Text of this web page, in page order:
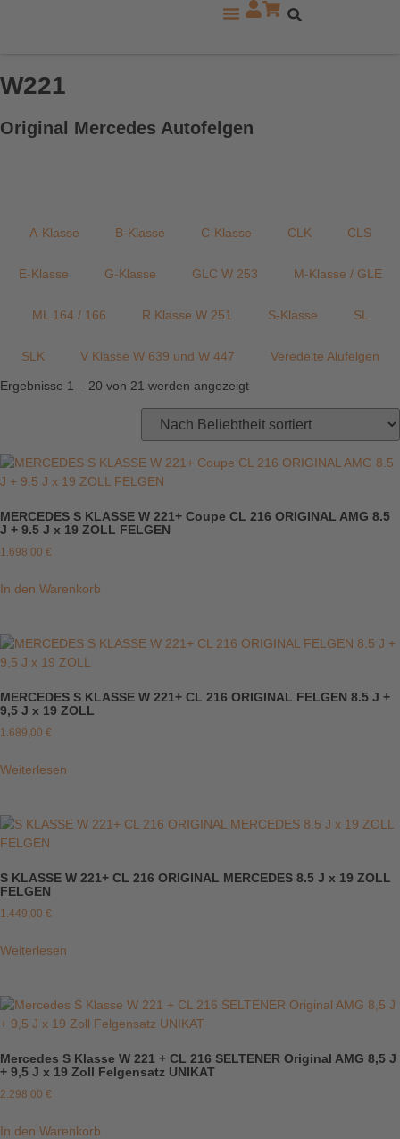
W221
Original Mercedes Autofelgen
A-Klasse B-Klasse C-Klasse CLK CLS
E-Klasse G-Klasse GLC W 253 M-Klasse / GLE
ML 164 / 166 R Klasse W 251 S-Klasse SL
SLK V Klasse W 639 und W 447 Veredelte Alufelgen
Ergebnisse 1 – 20 von 21 werden angezeigt
MERCEDES S KLASSE W 221+ Coupe CL 216 ORIGINAL AMG 8.5
J + 9.5 J x 19 ZOLL FELGEN
1.698,00 €
In den Warenkorb
MERCEDES S KLASSE W 221+ CL 216 ORIGINAL FELGEN 8.5 J +
9,5 J x 19 ZOLL
1.689,00 €
Weiterlesen
S KLASSE W 221+ CL 216 ORIGINAL MERCEDES 8.5 J x 19 ZOLL
FELGEN
1.449,00 €
Weiterlesen
Mercedes S Klasse W 221 + CL 216 SELTENER Original AMG 8,5 J
+ 9,5 J x 19 Zoll Felgensatz UNIKAT
2.298,00 €
In den Warenkorb